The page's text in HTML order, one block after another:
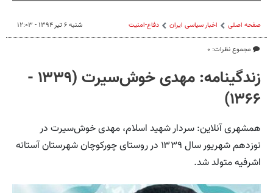
صفحه اصلی اخبار سیاسی ایران دفاع-امنیت
مجموع نظرات: ۰
شنبه ۶ تیر ۱۳۹۴ - ۱۲:۰۳
زندگینامه: مهدی خوش‌سیرت (۱۳۳۹ -
۱۳۶۶)
همشهری آنلاین: سردار شهید اسلام، مهدی خوش‌سیرت در
نوزدهم شهریور سال ۱۳۳۹ در روستای چورکوچان شهرستان آستانه
اشرفیه متولد شد.